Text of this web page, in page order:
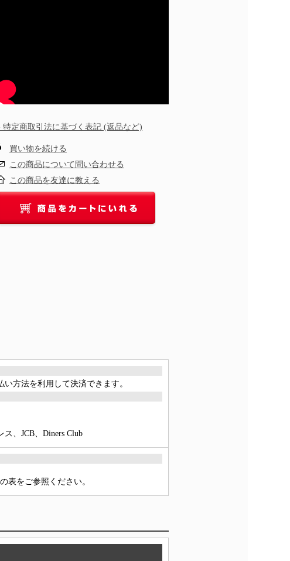
特定商取引法に基づく表記 (返品など)
買い物を続ける
この商品について問い合わせる
この商品を友達に教える
方法を利用して決済できます。
、JCB、Diners Club
表をご参照ください。